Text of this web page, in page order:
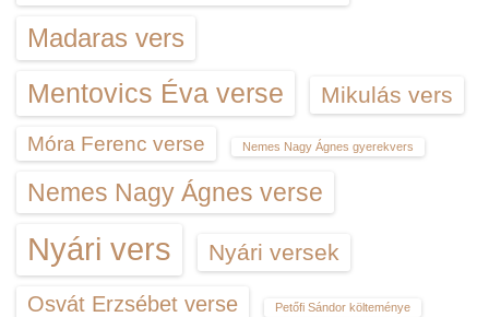
Madaras vers
Mentovics Éva verse Mikulás vers
Móra Ferenc verse Nemes Nagy Ágnes gyerekvers
Nemes Nagy Ágnes verse
Nyári vers Nyári versek
Osvát Erzsébet verse Petőfi Sándor költeménye